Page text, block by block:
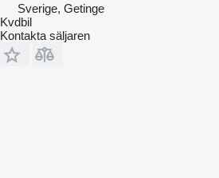
Sverige, Getinge
Kvdbil
Kontakta säljaren